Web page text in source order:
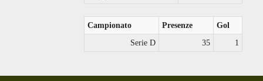
Campionato Presenze
Gol
Serie D
35 1